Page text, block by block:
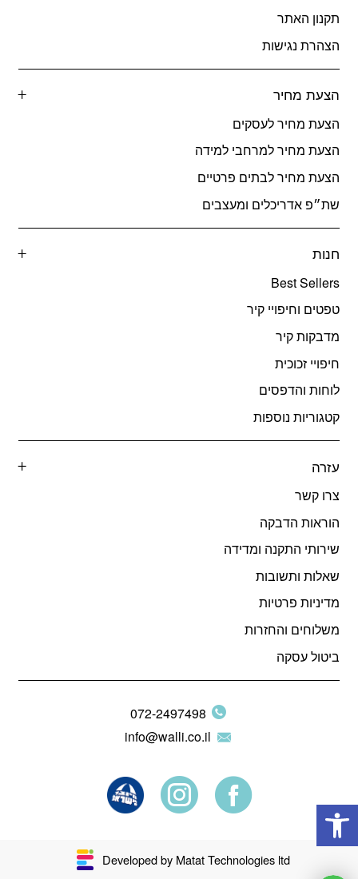
תקנון האתר
הצהרת נגישות
הצעת מחיר
הצעת מחיר לעסקים
הצעת מחיר למרחבי למידה
הצעת מחיר לבתים פרטיים
שת״פ אדריכלים ומעצבים
חנות
Best Sellers
טפטים וחיפויי קיר
מדבקות קיר
חיפויי זכוכית
לוחות והדפסים
קטגוריות נוספות
עזרה
צרו קשר
הוראות הדבקה
שירותי התקנה ומדידה
שאלות ותשובות
מדיניות פרטיות
משלוחים והחזרות
ביטול עסקה
072-2497498
info@walli.co.il
Developed by Matat Technologies ltd
פתח סרגל נגישות